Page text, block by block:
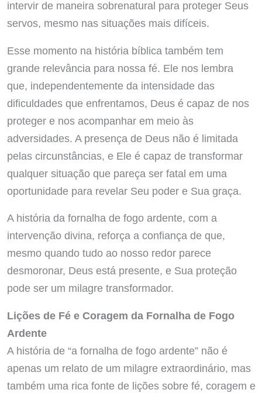
intervir de maneira sobrenatural para proteger Seus
servos, mesmo nas situações mais difíceis.
Esse momento na história bíblica também tem
grande relevância para nossa fé. Ele nos lembra
que, independentemente da intensidade das
dificuldades que enfrentamos, Deus é capaz de nos
proteger e nos acompanhar em meio às
adversidades. A presença de Deus não é limitada
pelas circunstâncias, e Ele é capaz de transformar
qualquer situação que pareça ser fatal em uma
oportunidade para revelar Seu poder e Sua graça.
A história da fornalha de fogo ardente, com a
intervenção divina, reforça a confiança de que,
mesmo quando tudo ao nosso redor parece
desmoronar, Deus está presente, e Sua proteção
pode ser um milagre transformador.
Lições de Fé e Coragem da Fornalha de Fogo
Ardente
A história de “a fornalha de fogo ardente” não é
apenas um relato de um milagre extraordinário, mas
também uma rica fonte de lições sobre fé, coragem e